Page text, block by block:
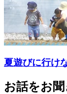
夏遊びに行け
お話をお